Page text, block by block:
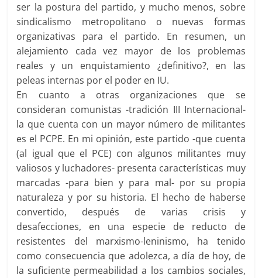
ser la postura del partido, y mucho menos, sobre
sindicalismo metropolitano o nuevas formas
organizativas para el partido. En resumen, un
alejamiento cada vez mayor de los problemas
reales y un enquistamiento ¿definitivo?, en las
peleas internas por el poder en IU.
En cuanto a otras organizaciones que se
consideran comunistas -tradición III Internacional-
la que cuenta con un mayor número de militantes
es el PCPE. En mi opinión, este partido -que cuenta
(al igual que el PCE) con algunos militantes muy
valiosos y luchadores- presenta características muy
marcadas -para bien y para mal- por su propia
naturaleza y por su historia. El hecho de haberse
convertido, después de varias crisis y
desafecciones, en una especie de reducto de
resistentes del marxismo-leninismo, ha tenido
como consecuencia que adolezca, a día de hoy, de
la suficiente permeabilidad a los cambios sociales,